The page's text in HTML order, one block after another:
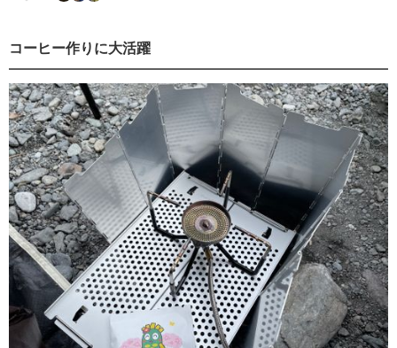
コーヒー作りに大活躍